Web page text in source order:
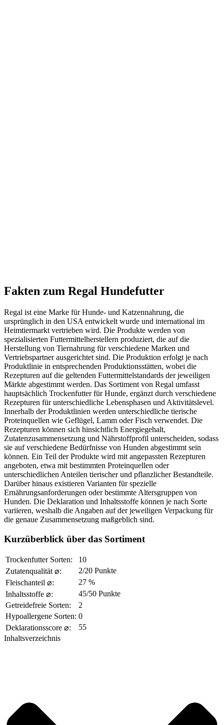
Fakten zum Regal Hundefutter
Regal ist eine Marke für Hunde- und Katzennahrung, die
ursprünglich in den USA entwickelt wurde und international im
Heimtiermarkt vertrieben wird. Die Produkte werden von
spezialisierten Futtermittelherstellern produziert, die auf die
Herstellung von Tiernahrung für verschiedene Marken und
Vertriebspartner ausgerichtet sind. Die Produktion erfolgt je nach
Produktlinie in entsprechenden Produktionsstätten, wobei die
Rezepturen auf die geltenden Futtermittelstandards der jeweiligen
Märkte abgestimmt werden. Das Sortiment von Regal umfasst
hauptsächlich Trockenfutter für Hunde, ergänzt durch verschiedene
Rezepturen für unterschiedliche Lebensphasen und Aktivitätslevel.
Innerhalb der Produktlinien werden unterschiedliche tierische
Proteinquellen wie Geflügel, Lamm oder Fisch verwendet. Die
Rezepturen können sich hinsichtlich Energiegehalt,
Zutatenzusammensetzung und Nährstoffprofil unterscheiden, sodass
sie auf verschiedene Bedürfnisse von Hunden abgestimmt sein
können. Ein Teil der Produkte wird mit angepassten Rezepturen
angeboten, etwa mit bestimmten Proteinquellen oder
unterschiedlichen Anteilen tierischer und pflanzlicher Bestandteile.
Darüber hinaus existieren Varianten für spezielle
Ernährungsanforderungen oder bestimmte Altersgruppen von
Hunden. Die Deklaration und Inhaltsstoffe können je nach Sorte
variieren, weshalb die Angaben auf der jeweiligen Verpackung für
die genaue Zusammensetzung maßgeblich sind.
Kurzüberblick über das Sortiment
Trockenfutter Sorten:
10
Zutatenqualität ⌀:
2/20 Punkte
Fleischanteil ⌀:
27 %
Inhaltsstoffe ⌀:
45/50 Punkte
Getreidefreie Sorten:
2
Hypoallergene Sorten: 0
Deklarationsscore ⌀:
55
Inhaltsverzeichnis​